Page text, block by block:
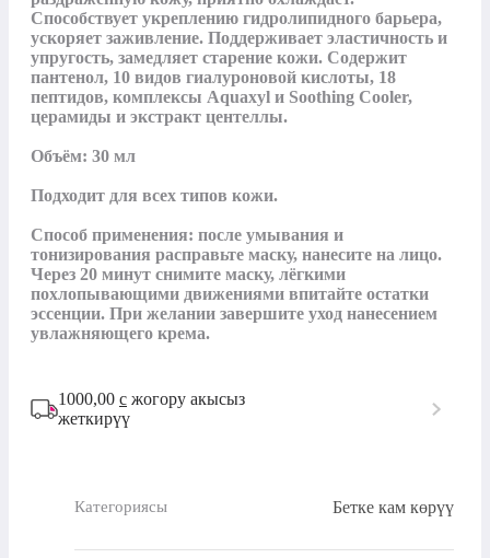
Способствует укреплению гидролипидного барьера,
ускоряет заживление. Поддерживает эластичность и
упругость, замедляет старение кожи. Содержит
пантенол, 10 видов гиалуроновой кислоты, 18
пептидов, комплексы Aquaxyl и Soothing Cooler,
церамиды и экстракт центеллы.
Объём: 30 мл
Подходит для всех типов кожи.
Способ применения: после умывания и
тонизирования расправьте маску, нанесите на лицо.
Через 20 минут снимите маску, лёгкими
похлопывающими движениями впитайте остатки
эссенции. При желании завершите уход нанесением
увлажняющего крема.
1000,00 с жогору акысыз
жеткирүү
Категориясы Бетке кам көрүү